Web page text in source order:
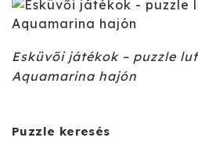
Esküvői játékok – puzzle
Aquamarina hajón
Puzzle keresés